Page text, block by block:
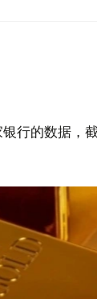
银行的数据，